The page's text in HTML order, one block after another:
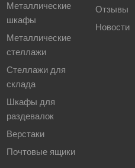
Металлические
шкафы
Металлические
стеллажи
Стеллажи для
склада
Шкафы для
раздевалок
Верстаки
Почтовые ящики
Отзывы
Новости